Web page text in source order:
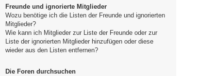
Freunde und ignorierte Mitglieder
Wozu benötige ich die Listen der Freunde und ignorierten
Mitglieder?
Wie kann ich Mitglieder zur Liste der Freunde oder zur
Liste der ignorierten Mitglieder hinzufügen oder diese
wieder aus den Listen entfernen?
Die Foren durchsuchen